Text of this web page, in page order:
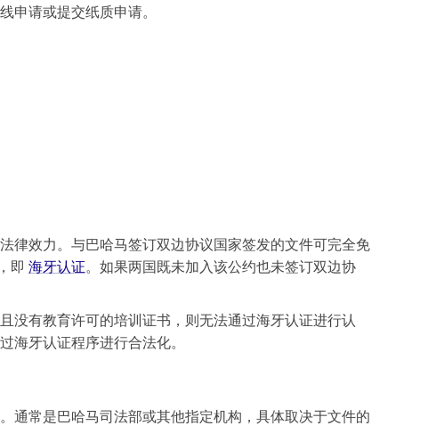
申请或提交纸质申请。
律效力。与巴哈马签订双边协议国家签发的文件可完全免
即 海牙认证。如果两国既未加入该公约也未签订双边协
没有教育许可的培训证书，则无法通过海牙认证进行认
牙认证程序进行合法化。
通常是巴哈马司法部或其他指定机构，具体取决于文件的